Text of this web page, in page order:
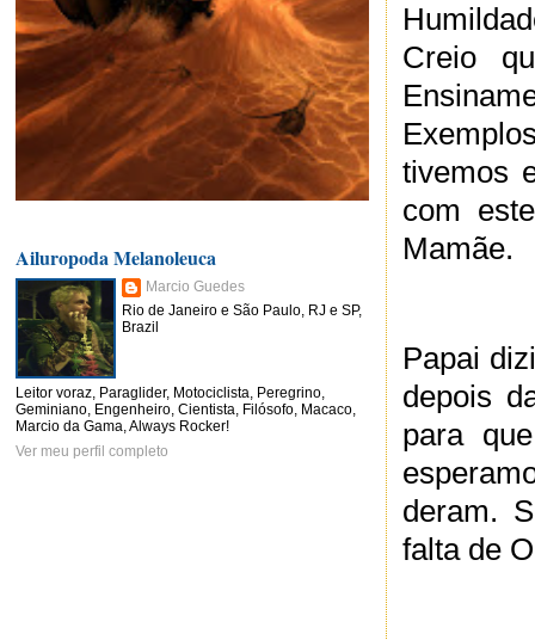
Creio
tivemos
com
Mamãe.
Papai
depois
para
deram.
falta de
Ailuropoda Melanoleuca
Marcio Guedes
Rio de Janeiro e São Paulo, RJ e SP,
Brazil
Leitor voraz, Paraglider, Motociclista, Peregrino,
Geminiano, Engenheiro, Cientista, Filósofo, Macaco,
Marcio da Gama, Always Rocker!
Ver meu perfil completo